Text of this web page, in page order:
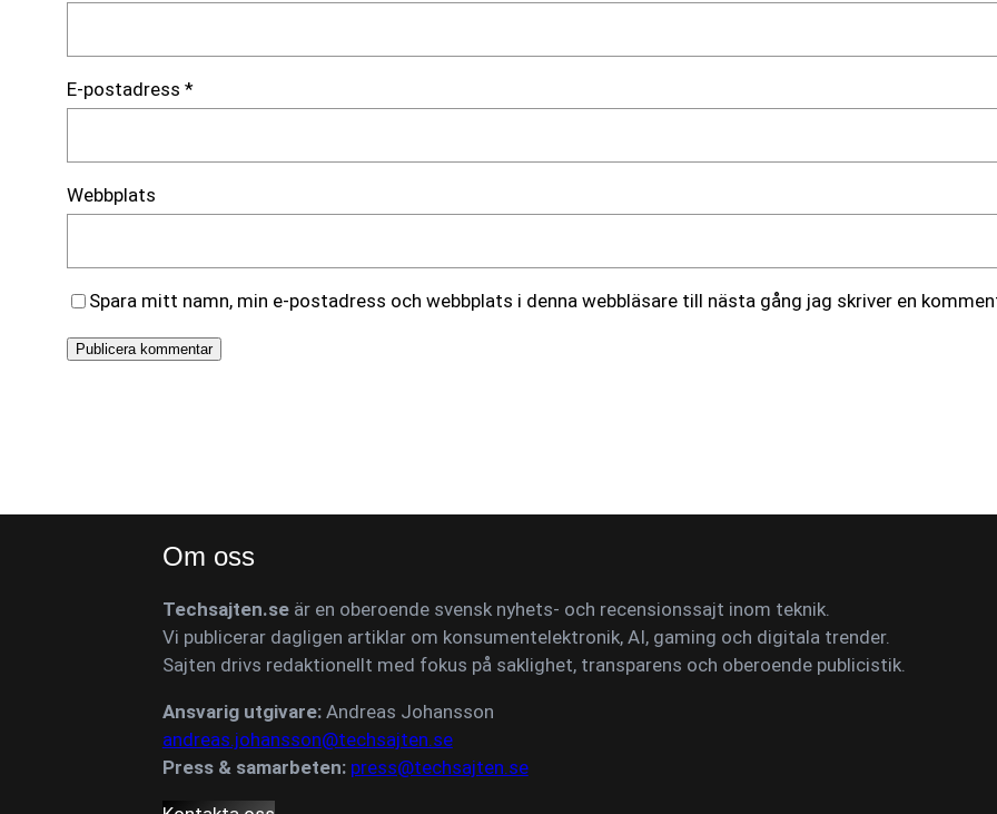
E-postadress *
Webbplats
Spara mitt namn, min e-postadress och webbplats i denna webbläsare till nästa gång jag skriver en
Om oss
Techsajten.seär en oberoende svensk nyhets- och recensionssajt inom teknik.
Vi publicerar dagligen artiklar om konsumentelektronik, AI, gaming och digitala trender.
Sajten drivs redaktionellt med fokus på saklighet, transparens och oberoende publicistik.
Ansvarig utgivare:Andreas Johansson
andreas.johansson@techsajten.se
Press & samarbeten: press@techsajten.se